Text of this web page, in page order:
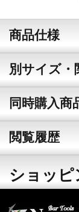
商品仕様
別サイズ・
同時購入商
閲覧履歴
ショッ